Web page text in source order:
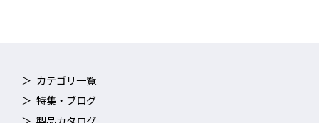
カテゴリ一覧
特集・ブログ